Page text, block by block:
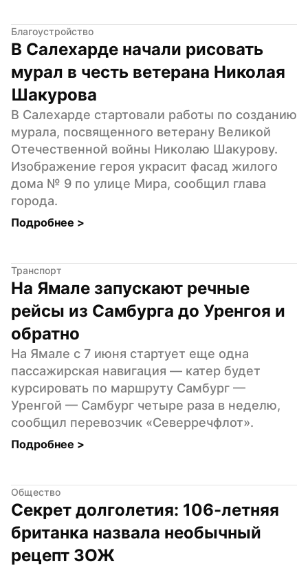
Благоустройство
В Салехарде начали рисовать
мурал в честь ветерана Николая
Шакурова
В Салехарде стартовали работы по созданию
мурала, посвященного ветерану Великой
Отечественной войны Николаю Шакурову.
Изображение героя украсит фасад жилого
дома № 9 по улице Мира, сообщил глава
города.
Подробнее >
Транспорт
На Ямале запускают речные
рейсы из Самбурга до Уренгоя и
обратно
На Ямале с 7 июня стартует еще одна
пассажирская навигация — катер будет
курсировать по маршруту Самбург —
Уренгой — Самбург четыре раза в неделю,
сообщил перевозчик «Северречфлот».
Подробнее >
Общество
Секрет долголетия: 106-летняя
британка назвала необычный
рецепт ЗОЖ